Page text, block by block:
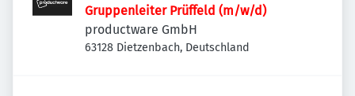
Gruppenleiter Prüffeld (m/w/d)
productware GmbH
63128 Dietzenbach, Deutschland